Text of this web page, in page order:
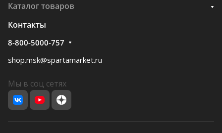
Каталог товаров
Контакты
8-800-5000-757
shop.msk@spartamarket.ru
Мы в соц сетях